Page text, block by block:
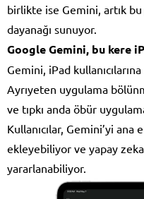
birlikte ise Gemini, artık
dayanağı sunuyor.
Google Gemini, bu kere
Gemini, iPad
Ayrıyeten uygulama
ve tıpkı anda öbür
Kullanıcılar, Gemini’yi
ekleyebiliyor ve yapay
yararlanabiliyor.